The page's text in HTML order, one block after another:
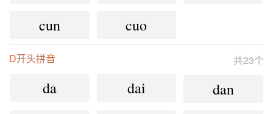
cun
cuo
共23个
D开头拼音
da dai
dan